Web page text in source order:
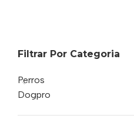
Filtrar Por Categoria
Perros
Dogpro